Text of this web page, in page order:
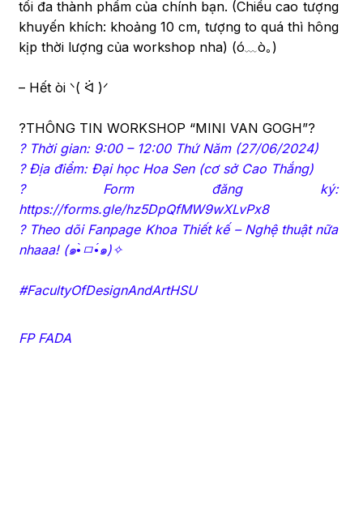
tối đa thành phẩm của chính bạn. (Chiều cao tượng
khuyến khích: khoảng 10 cm, tượng to quá thì hông
kịp thời lượng của workshop nha) (ó﹏ò｡)
– Hết òi ᐠ( ᐛ )ᐟ
?THÔNG TIN WORKSHOP “MINI VAN GOGH”?
? Thời gian: 9:00 – 12:00 Thứ Năm (27/06/2024)
? Địa điểm: Đại học Hoa Sen (cơ sở Cao Thắng)
? Form đăng ký:
https://forms.gle/hz5DpQfMW9wXLvPx8
? Theo dõi Fanpage Khoa Thiết kế – Nghệ thuật nữa
nhaaa! (๑•̀ㅁ•́๑)✧
#FacultyOfDesignAndArtHSU
FP FADA